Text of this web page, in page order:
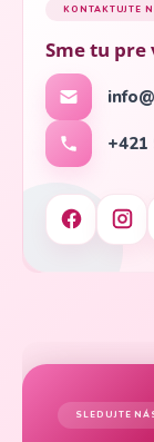
KONTAKTUJTE
Sme tu pre
+421
SLEDUJTE